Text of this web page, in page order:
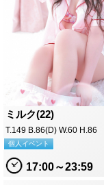
ミルク(22)
T.149 B.86(D) W.60 H.86
個人イベント
17:00～23:59